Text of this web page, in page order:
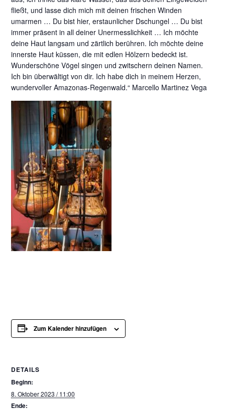
fließt, und lasse dich mich mit deinen frischen Winden
umarmen … Du bist hier, erstaunlicher Dschungel … Du bist
immer präsent in all deiner Unermesslichkeit … Ich möchte
deine Haut langsam und zärtlich berühren. Ich möchte deine
innerste Haut küssen, die mit edlen Hölzern bedeckt ist.
Wunderschöne Vögel singen und zwitschern deinen Namen.
Ich bin überwältigt von dir. Ich habe dich in meinem Herzen,
wundervoller Amazonas-Regenwald.“ Marcello Martinez Vega
Zum Kalender hinzufügen
DETAILS
Beginn:
8. Oktober 2023 / 11:00
Ende: